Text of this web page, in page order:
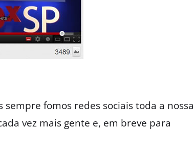
fomos redes sociais toda a nossa
vez mais gente e, em breve para